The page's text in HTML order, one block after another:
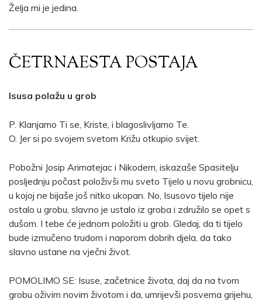
Želja mi je jedina.
ČETRNAESTA POSTAJA
Isusa polažu u grob
P. Klanjamo Ti se, Kriste, i blagoslivljamo Te.
O. Jer si po svojem svetom Križu otkupio svijet.
Pobožni Josip Arimatejac i Nikodem, iskazaše Spasitelju
posljednju počast položivši mu sveto Tijelo u novu grobnicu,
u kojoj ne bijaše još nitko ukopan. No, Isusovo tijelo nije
ostalo u grobu, slavno je ustalo iz groba i združilo se opet s
dušom. I tebe će jednom položiti u grob. Gledaj, da ti tijelo
bude izmučeno trudom i naporom dobrih djela, da tako
slavno ustane na vječni život.
POMOLIMO SE: Isuse, začetnice života, daj da na tvom
grobu oživim novim životom i da, umrijevši posvema grijehu,